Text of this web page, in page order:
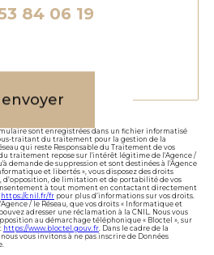
84 06 19
envoyer
sont enregistrées dans un fichier informatisé
traitant du traitement pour la gestion de la
qui reste Responsable du Traitement de vos
du traitement repose sur l'intérêt légitime de l'Agence /
demande de suppression et sont destinées à l'Agence
et libertés », vous disposez des droits
d’opposition, de limitation et de portabilité de vos
à tout moment en contactant directement
https://cnil.fr/fr pour plus d’informations sur vos droits.
/ le Réseau, que vos droits « Informatique et
adresser une réclamation à la CNIL. Nous vous
au démarchage téléphonique « Bloctel », sur
https://www.bloctel.gouv.fr . Dans le cadre de la
vous invitons à ne pas inscrire de Données